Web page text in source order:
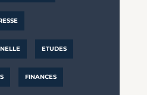
ETUDES
FINANCES